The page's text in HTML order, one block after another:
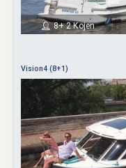
8+ 2 Kojen
Vision4 (8+1)